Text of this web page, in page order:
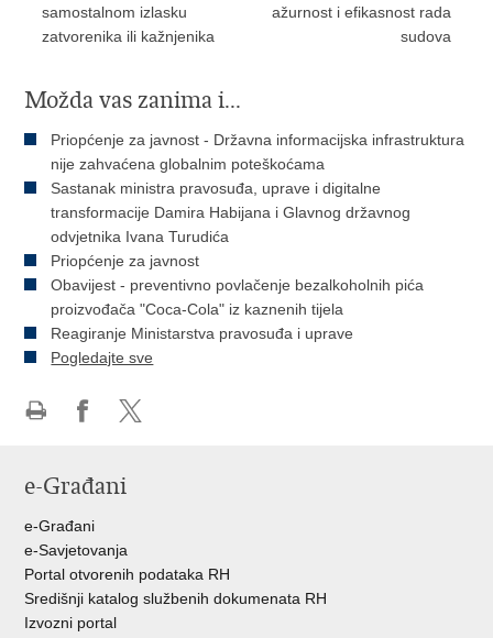
samostalnom izlasku
zatvorenika ili kažnjenika
ažurnost i efikasnost rada
sudova
Možda vas zanima i...
Priopćenje za javnost - Državna informacijska infrastruktura
nije zahvaćena globalnim poteškoćama
Sastanak ministra pravosuđa, uprave i digitalne
transformacije Damira Habijana i Glavnog državnog
odvjetnika Ivana Turudića
Priopćenje za javnost
Obavijest - preventivno povlačenje bezalkoholnih pića
proizvođača "Coca-Cola" iz kaznenih tijela
Reagiranje Ministarstva pravosuđa i uprave
Pogledajte sve
FacebookuTwitteru
e-Građani
e-Građani
e-Savjetovanja
Portal otvorenih podataka RH
Središnji katalog službenih dokumenata RH
Izvozni portal